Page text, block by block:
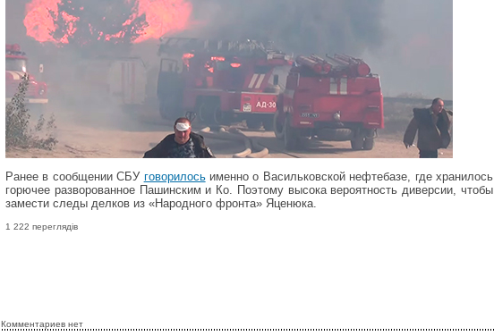
Ранее в сообщении СБУ говорилосьименно о Васильковской нефтебазе, где хранилось
горючее разворованное Пашинским и Ко. Поэтому высока вероятность диверсии, чтобы
замести следы делков из «Народного фронта» Яценюка.
1 222 переглядів
Комментариев нет